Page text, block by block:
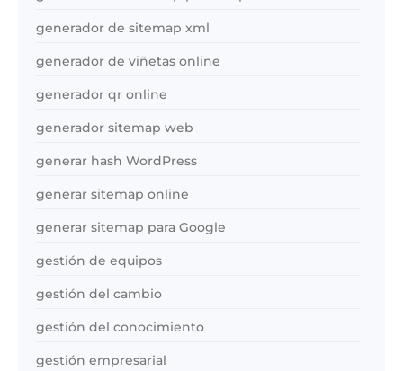
generador de sitemap xml
generador de viñetas online
generador qr online
generador sitemap web
generar hash WordPress
generar sitemap online
generar sitemap para Google
gestión de equipos
gestión del cambio
gestión del conocimiento
gestión empresarial